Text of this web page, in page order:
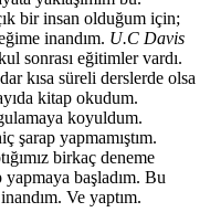
bir insan olduğum için;
inandım. U.C Davis
sonrası eğitimler vardı.
kısa süreli derslerde olsa
kitap okudum.
koyuldum.
şarap yapmamıştım.
birkaç deneme
başladım. Bu
Ve yaptım.